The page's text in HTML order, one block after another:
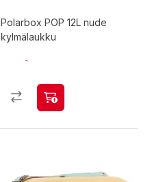
Polarbox POP 12L nude
kylmälaukku